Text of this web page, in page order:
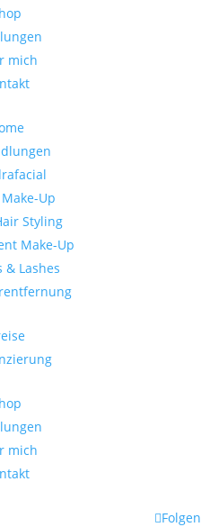
mich
Up
Styling
Make-Up
& Lashes
mich
Folgen